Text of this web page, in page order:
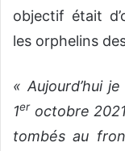
objectif était
les orphelins
« Aujourd’hui
1eroctobre
tombés au